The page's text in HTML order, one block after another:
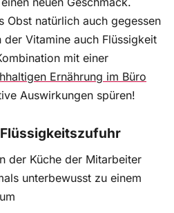
Obst natürlich auch gegessen
Vitamine auch Flüssigkeit
mit einer
Ernährung im Büro
Auswirkungen spüren!
der Küche der Mitarbeiter
unterbewusst zu einem